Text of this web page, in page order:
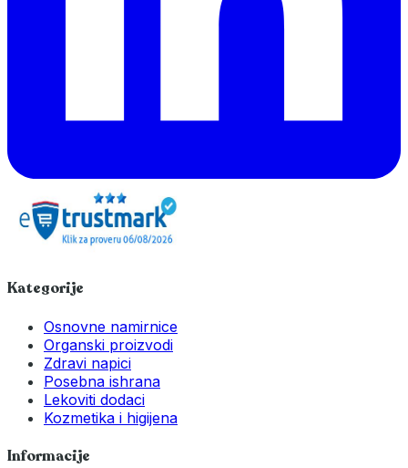
Kategorije
Osnovne namirnice
Organski proizvodi
Zdravi napici
Posebna ishrana
Lekoviti dodaci
Kozmetika i higijena
Informacije